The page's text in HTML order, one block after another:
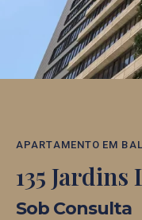
APARTAMENTO EM
135
Sob Consulta